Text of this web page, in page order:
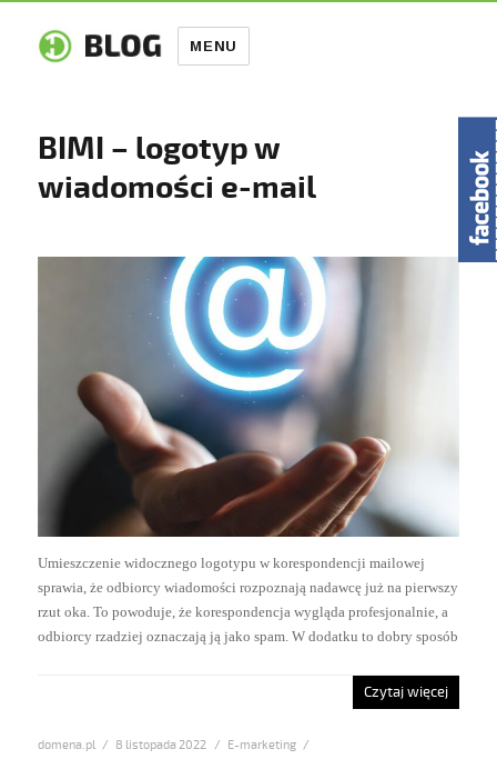
MENU
BIMI – logotyp w
wiadomości e-mail
Umieszczenie widocznego logotypu w korespondencji mailowej
sprawia, że odbiorcy wiadomości rozpoznają nadawcę już na pierwszy
rzut oka. To powoduje, że korespondencja wygląda profesjonalnie, a
odbiorcy rzadziej oznaczają ją jako spam. W dodatku to dobry sposób
Czytaj więcej
domena.pl
Posted
8 listopada 2022 Categories
E-marketing